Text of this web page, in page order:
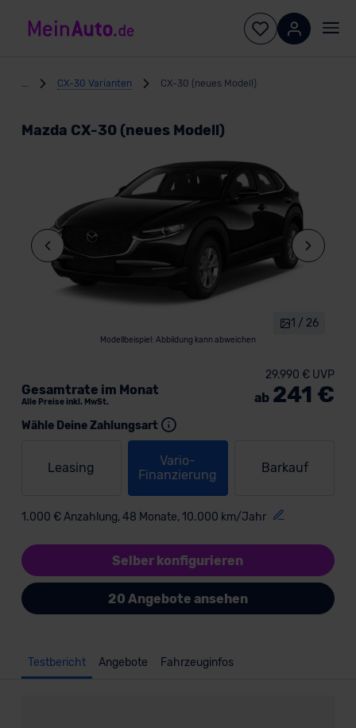
CX-30 Varianten CX-30 (neues Modell)
Mazda CX-30 (neues Modell)
Modellbeispiel: Abbildung kann abweichen
1 / 26
Wähle Deine Zahlungsart
Leasing
Vario-
Finanzierung
Barkauf
1.000 € Anzahlung, 48 Monate, 10.000 km/Jahr
Gesamtrate im Monat
Alle Preise inkl. MwSt.
29.990 € UVP
ab 241 €
Selber konfigurieren
20 Angebote ansehen
Testbericht Angebote Fahrzeuginfos